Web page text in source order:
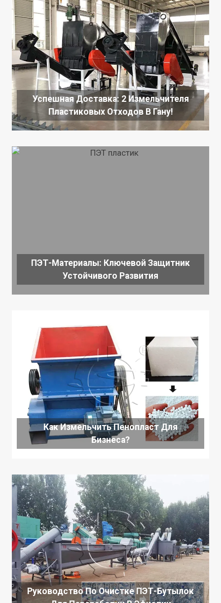
Успешная Доставка: 2 Измельчителя
Пластиковых Отходов В Гану!
ПЭТ-Материалы: Ключевой Защитник
Устойчивого Развития
Как Измельчить Пенопласт Для
Бизнеса?
Руководство По Очистке ПЭТ-Бутылок